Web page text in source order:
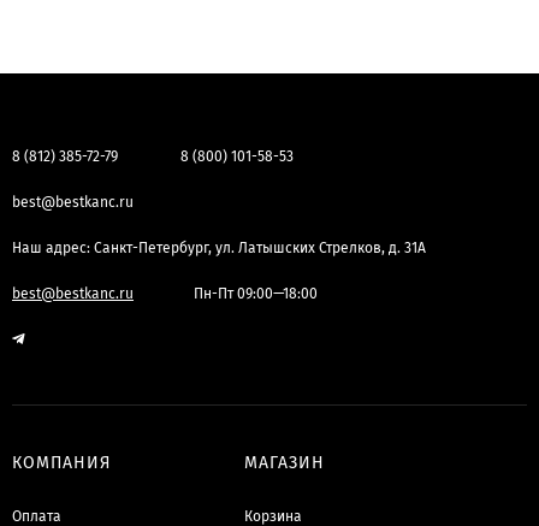
8 (812) 385-72-79 8 (800) 101-58-53
best@bestkanc.ru
Наш адрес: Санкт-Петербург, ул. Латышских Стрелков, д. 31А
best@bestkanc.ru Пн-Пт 09:00—18:00
КОМПАНИЯ
Оплата
МАГАЗИН
Корзина